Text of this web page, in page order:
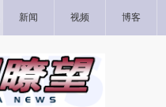
新闻 视频 博客